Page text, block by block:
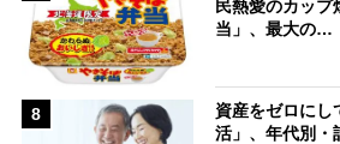
民熱愛のカップ
当」、最大の…
8
資産をゼロにし
活」、年代別・